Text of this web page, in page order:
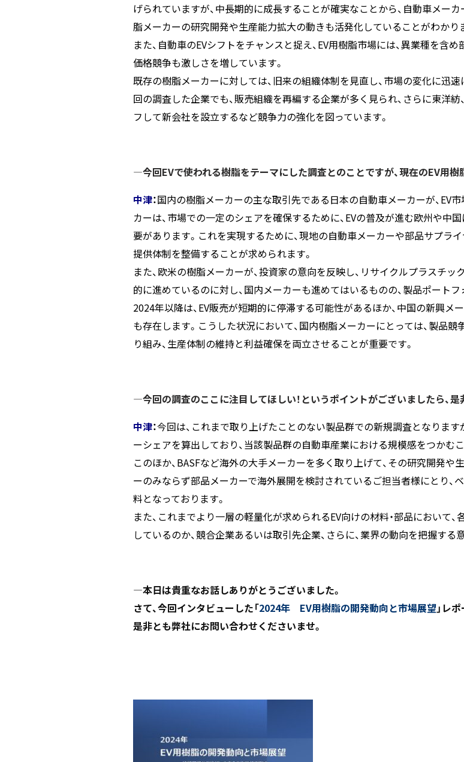
げられていますが、中長期的に成長することが確実なことから、自動車メー
脂メーカーの研究開発や生産能力拡大の動きも活発化していることがわかり
また、自動車のEVシフトをチャンスと捉え、EV用樹脂市場には、異業種を含
価格競争も激しさを増しています。
既存の樹脂メーカーに対しては、旧来の組織体制を見直し、市場の変化に迅
回の調査した企業でも、販売組織を再編する企業が多く見られ、さらに東洋
フして新会社を設立するなど競争力の強化を図っています。
―今回EVで使われる樹脂をテーマにした調査とのことですが、現在のEV用
中津：国内の樹脂メーカーの主な取引先である日本の自動車メーカーが、EV
カーは、市場での一定のシェアを確保するために、EVの普及が進む欧州や
要があります。これを実現するために、現地の自動車メーカーや部品サプラ
提供体制を整備することが求められます。
また、欧米の樹脂メーカーが、投資家の意向を反映し、リサイクルプラスチッ
的に進めているのに対し、国内メーカーも進めてはいるものの、製品ポート
2024年以降は、EV販売が短期的に停滞する可能性があるほか、中国の新興
も存在します。こうした状況において、国内樹脂メーカーにとっては、製品
り組み、生産体制の維持と利益確保を両立させることが重要です。
―今回の調査のここに注目してほしい！というポイントがございましたら、是
中津：今回は、これまで取り上げたことのない製品群での新規調査となりま
ーシェアを算出しており、当該製品群の自動車産業における規模感をつかむ
このほか、BASFなど海外の大手メーカーを多く取り上げて、その研究開発や
ーのみならず部品メーカーで海外展開を検討されているご担当者様にとり、
料となっております。
また、これまでより一層の軽量化が求められるEV向けの材料・部品において
しているのか、競合企業あるいは取引先企業、さらに、業界の動向を把握する
―本日は貴重なお話しありがとうございました。
さて、今回インタビューした「2024年 EV用樹脂の開発動向と市場展望」レ
是非とも弊社にお問い合わせくださいませ。